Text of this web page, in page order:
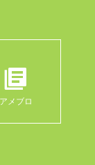
アメブロ